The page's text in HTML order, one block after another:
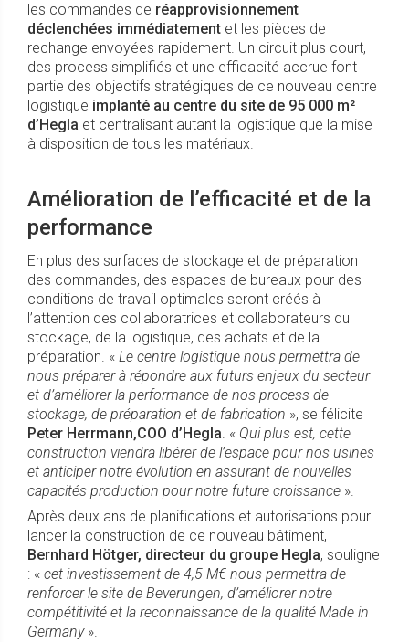
les commandes de réapprovisionnement
déclenchées immédiatement et les pièces de
rechange envoyées rapidement. Un circuit plus court,
des process simplifiés et une efficacité accrue font
partie des objectifs stratégiques de ce nouveau centre
logistique implanté au centre du site de 95 000 m²
d’Hegla et centralisant autant la logistique que la mise
à disposition de tous les matériaux.
Amélioration de l’efficacité et de la
performance
En plus des surfaces de stockage et de préparation
des commandes, des espaces de bureaux pour des
conditions de travail optimales seront créés à
l’attention des collaboratrices et collaborateurs du
stockage, de la logistique, des achats et de la
préparation. « Le centre logistique nous permettra de
nous préparer à répondre aux futurs enjeux du secteur
et d’améliorer la performance de nos process de
stockage, de préparation et de fabrication », se félicite
Peter Herrmann,COO d’Hegla. « Qui plus est, cette
construction viendra libérer de l’espace pour nos usines
et anticiper notre évolution en assurant de nouvelles
capacités production pour notre future croissance ».
Après deux ans de planifications et autorisations pour
lancer la construction de ce nouveau bâtiment,
Bernhard Hötger, directeur du groupe Hegla, souligne
: « cet investissement de 4,5 M€ nous permettra de
renforcer le site de Beverungen, d’améliorer notre
compétitivité et la reconnaissance de la qualité Made in
Germany ».